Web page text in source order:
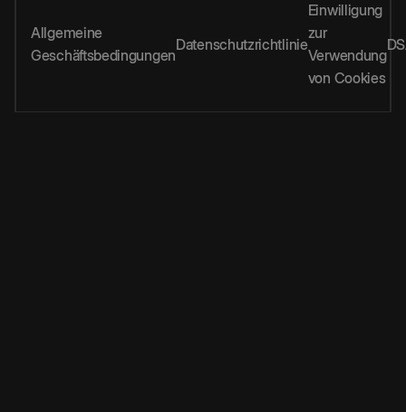
Allgemeine
Geschäftsbedingungen
Datenschutzrichtlinie
Einwilligung
zur
Verwendung
von Cookies